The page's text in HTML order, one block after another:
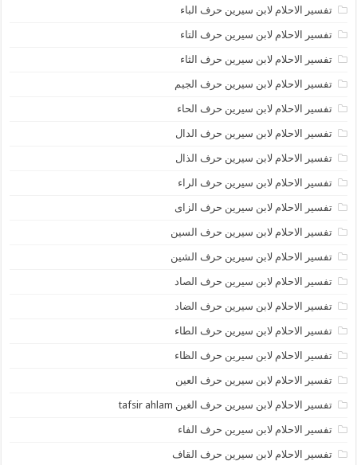
تفسير الاحلام لابن سيرين حرف الباء
تفسير الاحلام لابن سيرين حرف التاء
تفسير الاحلام لابن سيرين حرف الثاء
تفسير الاحلام لابن سيرين حرف الجيم
تفسير الاحلام لابن سيرين حرف الحاء
تفسير الاحلام لابن سيرين حرف الدال
تفسير الاحلام لابن سيرين حرف الذال
تفسير الاحلام لابن سيرين حرف الراء
تفسير الاحلام لابن سيرين حرف الزاى
تفسير الاحلام لابن سيرين حرف السين
تفسير الاحلام لابن سيرين حرف الشين
تفسير الاحلام لابن سيرين حرف الصاد
تفسير الاحلام لابن سيرين حرف الضاد
تفسير الاحلام لابن سيرين حرف الطاء
تفسير الاحلام لابن سيرين حرف الظاء
تفسير الاحلام لابن سيرين حرف العين
تفسير الاحلام لابن سيرين حرف الغين tafsir ahlam
تفسير الاحلام لابن سيرين حرف الفاء
تفسير الاحلام لابن سيرين حرف القاف